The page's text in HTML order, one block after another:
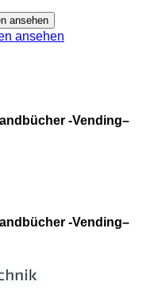
ansehen
ansehen
-Vending–
-Vending–